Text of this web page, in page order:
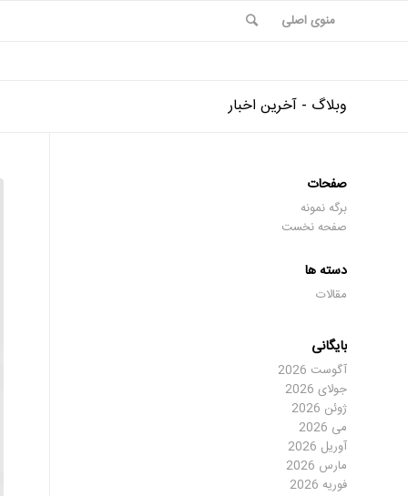
منوی اصلی
وبلاگ - آخرین اخبار
صفحات
برگه نمونه
صفحه نخست
دسته ها
مقالات
بایگانی
آگوست 2026
جولای 2026
ژوئن 2026
می 2026
آوریل 2026
مارس 2026
فوریه 2026